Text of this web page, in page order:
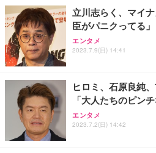
務用 おしゃれ パソコ
Sezlife オフィスチェア
ワーク チェア 強化バ
能 人間工学 椅子 腰サ
務用 おしゃれ パソコ
ANDWINT オフィスチ
ッシュ 通気性 ランバ
ス圧無段階昇降 360度
【整備済み品】Dell
ー フルHD（
ort/VGA スピーカー内
【MiniLED/24.5inch/
HOOTER Gaming
グモニター QD 24.5イ
Smart Basic(スマート
限定】 Smart Basic ア
超厚型 お徳用 ワイド
アイリスオーヤマ ペ
ュラー 200枚入【
立川志らく、マイ
臣がパニクってる」
エンタメ
2023.7.9(日) 14:41
ヒロミ、石原良純
「大人たちのピン
エンタメ
2023.7.2(日) 14:42